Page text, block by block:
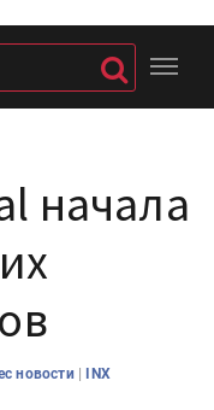
начала
новости |
INX